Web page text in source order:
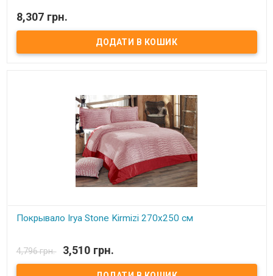
50х70 см - 2 шт. Состав: 100% хлопок Упаковка: подарочная
коробка Производитель: Gul Guler (Турция)
8,307 грн.
Покрывало Irya Stone Kirmizi 270х250 см
Покрывало Irya. Размер: 270х250 см Наволочки: 50х70 см - 2 шт.
Состав: 100% полиэстер. Упаковка: ПВХ сумка с ручками.
Производитель: Irya (Турция)
4,796 грн. 3,510 грн.